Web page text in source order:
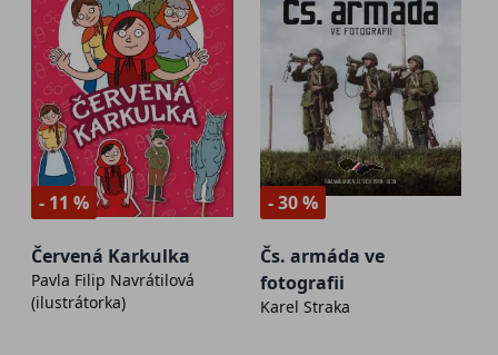
- 11 %
Červená Karkulka
Pavla Filip Navrátilová
(ilustrátorka)
- 30 %
Čs. armáda ve
fotografii
Karel Straka